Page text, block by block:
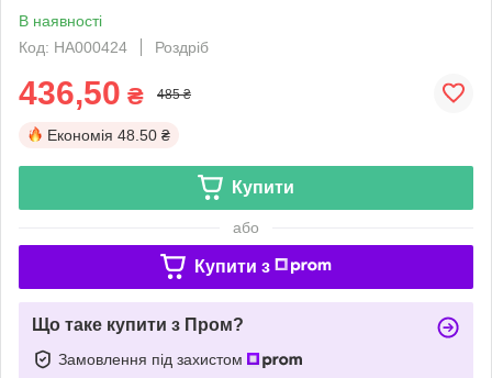
В наявності
Код: НА000424
Роздріб
436,50 ₴ 485 ₴
Економія 48.50 ₴
Купити
або
Купити з
Що таке купити з Пром?
Замовлення під захистом